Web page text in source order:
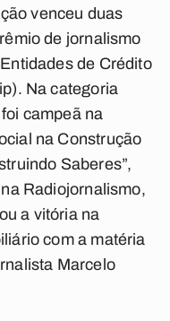
venceu duas
de jornalismo
de Crédito
Na categoria
campeã na
na Construção
Saberes”,
Radiojornalismo,
a vitória na
com a matéria
Marcelo